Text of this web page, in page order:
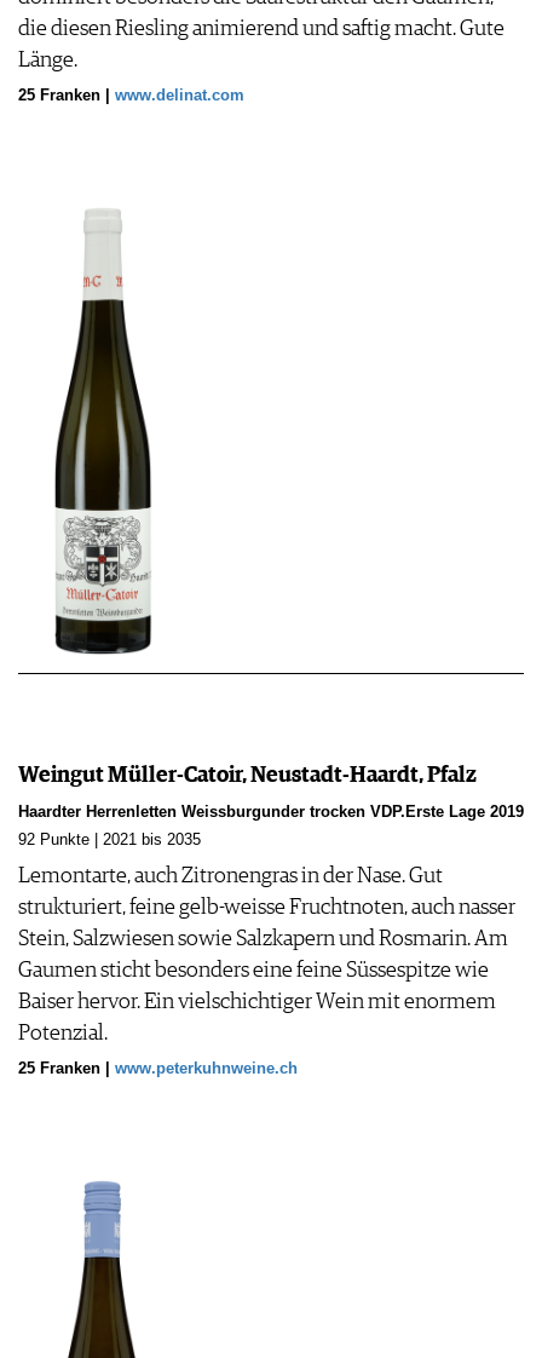
die diesen Riesling animierend und saftig macht. Gute
Länge.
25 Franken | www.delinat.com
Weingut Müller-Catoir, Neustadt-Haardt, Pfalz
Haardter Herrenletten Weissburgunder trocken VDP.Erste Lage 2019
92 Punkte | 2021 bis 2035
Lemontarte, auch Zitronengras in der Nase. Gut
strukturiert, feine gelb-weisse Fruchtnoten, auch nasser
Stein, Salzwiesen sowie Salzkapern und Rosmarin. Am
Gaumen sticht besonders eine feine Süssespitze wie
Baiser hervor. Ein vielschichtiger Wein mit enormem
Potenzial.
25 Franken | www.peterkuhnweine.ch